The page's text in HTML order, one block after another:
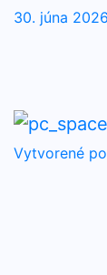
30. júna 2026
Vytvorené